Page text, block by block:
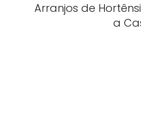
Arranjos de
a